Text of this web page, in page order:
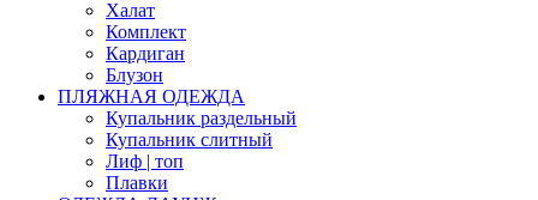
Халат
Комплект
Кардиган
Блузон
ПЛЯЖНАЯ ОДЕЖДА
Купальник раздельный
Купальник слитный
Лиф | топ
Плавки